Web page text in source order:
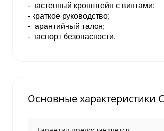
- настенный кронштейн с винтами;
- краткое руководство;
- гарантийный талон;
- паспорт безопасности.
Основные характеристики